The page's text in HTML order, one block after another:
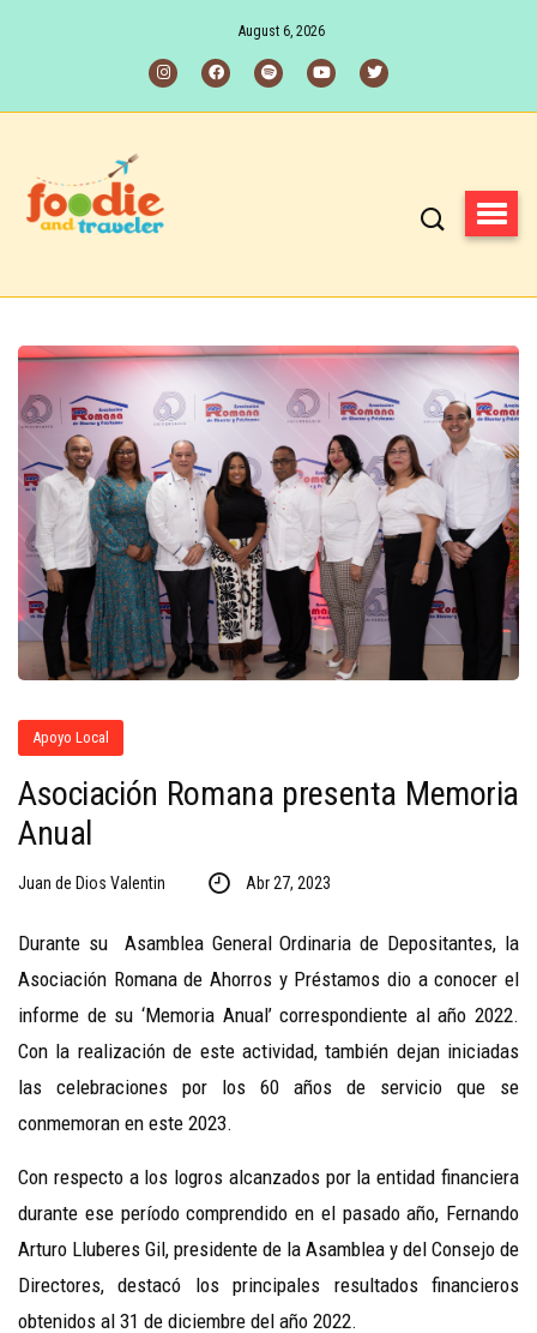
August 6, 2026
Apoyo Local
Asociación Romana presenta Memoria
Anual
Juan de Dios Valentin Abr 27, 2023
Durante su Asamblea General Ordinaria de Depositantes, la
Asociación Romana de Ahorros y Préstamos dio a conocer el
informe de su ‘Memoria Anual’ correspondiente al año 2022.
Con la realización de este actividad, también dejan iniciadas
las celebraciones por los 60 años de servicio que se
conmemoran en este 2023.
Con respecto a los logros alcanzados por la entidad financiera
durante ese período comprendido en el pasado año, Fernando
Arturo Lluberes Gil, presidente de la Asamblea y del Consejo de
Directores, destacó los principales resultados financieros
obtenidos al 31 de diciembre del año 2022.